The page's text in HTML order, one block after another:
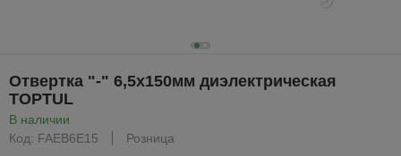
Отвертка "-" 6,5x150мм диэлектрическая
TOPTUL
В наличии
Код: FAEB6E15
Розница